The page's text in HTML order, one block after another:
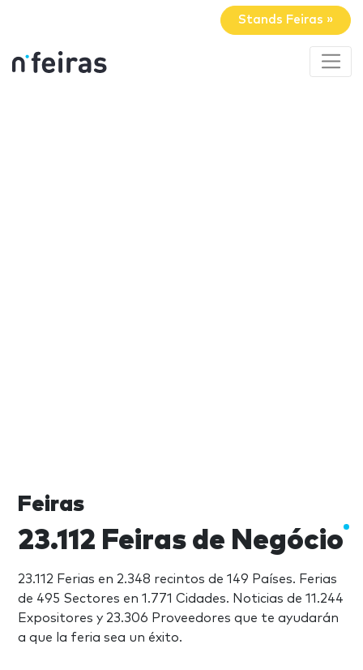
Stands Feiras »
Feiras
23.112 Feiras de Negócio
23.112 Ferias en 2.348 recintos de 149 Países. Ferias
de 495 Sectores en 1.771 Cidades. Noticias de 11.244
Expositores y 23.306 Proveedores que te ayudarán
a que la feria sea un éxito.